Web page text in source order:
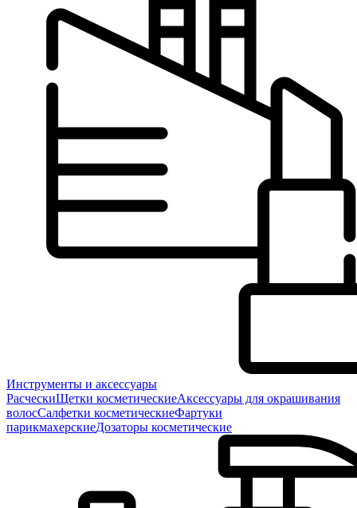
Инструменты и аксессуары
РасческиЩетки косметическиеАксессуары для окрашивания
волосСалфетки косметическиеФартуки
парикмахерскиеДозаторы косметические